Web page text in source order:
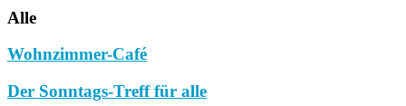
Alle
Wohnzimmer-Café
Der Sonntags-Treff für alle